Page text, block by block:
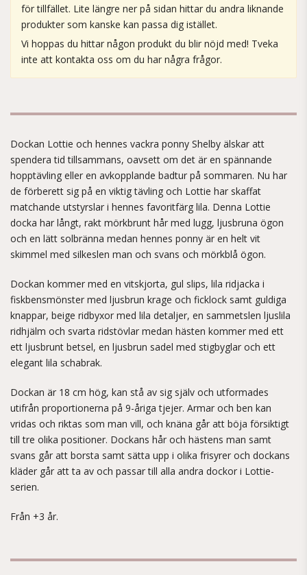
för tillfället. Lite längre ner på sidan hittar du andra liknande
produkter som kanske kan passa dig istället.
Vi hoppas du hittar någon produkt du blir nöjd med! Tveka
inte att kontakta oss om du har några frågor.
Dockan Lottie och hennes vackra ponny Shelby älskar att
spendera tid tillsammans, oavsett om det är en spännande
hopptävling eller en avkopplande badtur på sommaren. Nu har
de förberett sig på en viktig tävling och Lottie har skaffat
matchande utstyrslar i hennes favoritfärg lila. Denna Lottie
docka har långt, rakt mörkbrunt hår med lugg, ljusbruna ögon
och en lätt solbränna medan hennes ponny är en helt vit
skimmel med silkeslen man och svans och mörkblå ögon.
Dockan kommer med en vitskjorta, gul slips, lila ridjacka i
fiskbensmönster med ljusbrun krage och ficklock samt guldiga
knappar, beige ridbyxor med lila detaljer, en sammetslen ljuslila
ridhjälm och svarta ridstövlar medan hästen kommer med ett
ett ljusbrunt betsel, en ljusbrun sadel med stigbyglar och ett
elegant lila schabrak.
Dockan är 18 cm hög, kan stå av sig själv och utformades
utifrån proportionerna på 9-åriga tjejer. Armar och ben kan
vridas och riktas som man vill, och knäna går att böja försiktigt
till tre olika positioner. Dockans hår och hästens man samt
svans går att borsta samt sätta upp i olika frisyrer och dockans
kläder går att ta av och passar till alla andra dockor i Lottie-
serien.
Från +3 år.